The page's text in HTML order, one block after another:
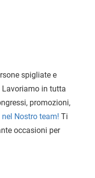
spigliate e
in tutta
promozioni,
Nostro team! Ti
occasioni per